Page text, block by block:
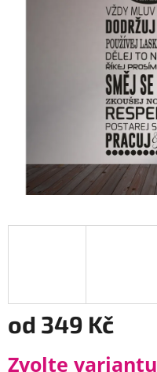
hvězdiček.
od 349 Kč
cena:
Zvolte variantu